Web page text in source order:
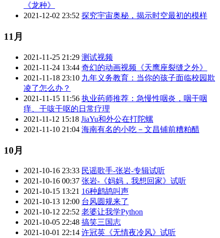
《龙种》
2021-12-02 23:52 探究宇宙奥秘，揭示时空最初的模样
11月
2021-11-25 21:29 测试视频
2021-11-24 13:44 奇幻的动画视频《天鹰座裂缝之外》
2021-11-18 23:10 九年义务教育：当你的孩子面临校园欺
凌了怎么办？
2021-11-15 11:56 执业药师推荐：急慢性咽炎，咽干咽
痒、干咳干呕的日常疗理
2021-11-12 15:18 JiaYu和外公在打陀螺
2021-11-10 21:04 海南有名的小吃－文昌铺前糟粕醋
10月
2021-10-16 23:33 民谣歌手-张岩-专辑试听
2021-10-16 00:37 张岩-《妈妈，我想回家》试听
2021-10-15 13:21 16种鹧鸪叫声
2021-10-13 12:00 台风圆规来了
2021-10-12 22:52 老婆让我学Python
2021-10-05 22:48 搞笑三国志
2021-10-01 22:14 许冠英《无情夜冷风》试听